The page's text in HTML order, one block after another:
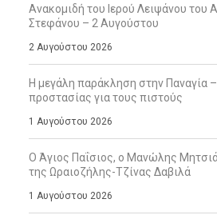
Ανακομιδή του Ιερού Λειψάνου του
Στεφάνου – 2 Αυγούστου
2 Αυγούστου 2026
Η μεγάλη παράκληση στην Παναγία
προστασίας για τους πιστούς
1 Αυγούστου 2026
Ο Άγιος Παΐσιος, ο Μανώλης
της Ωραιοζήλης-Τζίνας Δαβιλά
1 Αυγούστου 2026